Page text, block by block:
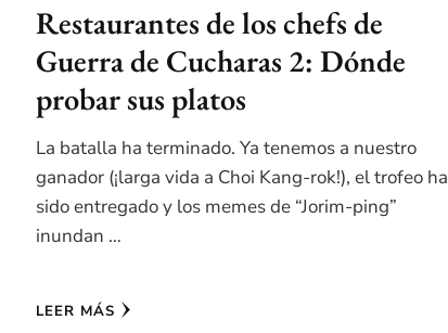
Restaurantes de los chefs de
Guerra de Cucharas 2: Dónde
probar sus platos
La batalla ha terminado. Ya tenemos a nuestro
ganador (¡larga vida a Choi Kang-rok!), el trofeo ha
sido entregado y los memes de “Jorim-ping”
inundan …
LEER MÁS